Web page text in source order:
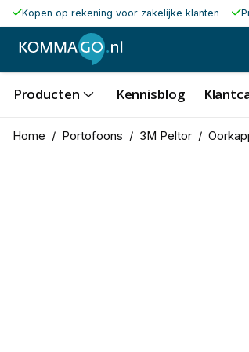
Kopen op rekening voor zakelijke klanten
Producten Kennisblog
Home / Portofoons / 3M Peltor /